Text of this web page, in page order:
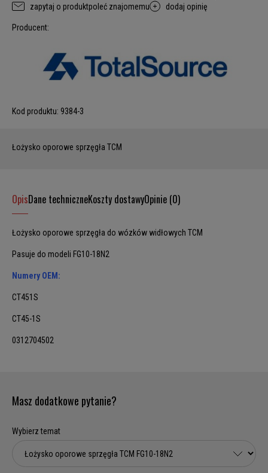
zapytaj o produktpoleć znajomemu dodaj opinię
Producent:
Kod produktu: 9384-3
Łożysko oporowe sprzęgła TCM
OpisDane techniczneKoszty dostawyOpinie (0)
Łożysko oporowe sprzęgła do wózków widłowych TCM
Pasuje do modeli FG10-18N2
Numery OEM:
CT451S
CT45-1S
0312704502
Masz dodatkowe pytanie?